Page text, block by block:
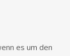
es um den